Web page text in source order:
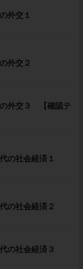
外交１
外交２
外交３ 【確認テ
の社会経済１
の社会経済２
の社会経済３